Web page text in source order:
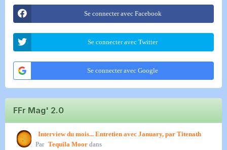
Se connecter avec Facebook
Se connecter avec Twitter
Se connecter avec Google
FFr Mag' 2.0
Interview du mois... Entretien avec January, par Titenath
Par Tequila Moor dans